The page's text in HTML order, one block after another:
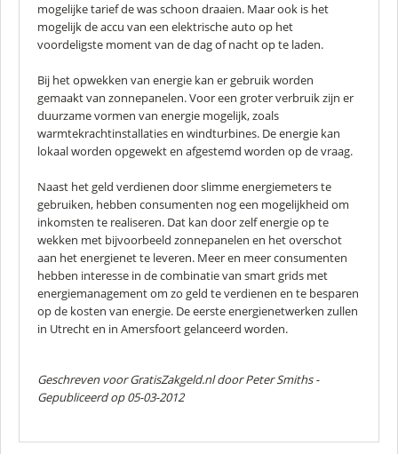
mogelijke tarief de was schoon draaien. Maar ook is het
mogelijk de accu van een elektrische auto op het
voordeligste moment van de dag of nacht op te laden.
Bij het opwekken van energie kan er gebruik worden
gemaakt van zonnepanelen. Voor een groter verbruik zijn er
duurzame vormen van energie mogelijk, zoals
warmtekrachtinstallaties en windturbines. De energie kan
lokaal worden opgewekt en afgestemd worden op de vraag.
Naast het geld verdienen door slimme energiemeters te
gebruiken, hebben consumenten nog een mogelijkheid om
inkomsten te realiseren. Dat kan door zelf energie op te
wekken met bijvoorbeeld zonnepanelen en het overschot
aan het energienet te leveren. Meer en meer consumenten
hebben interesse in de combinatie van smart grids met
energiemanagement om zo geld te verdienen en te besparen
op de kosten van energie. De eerste energienetwerken zullen
in Utrecht en in Amersfoort gelanceerd worden.
Geschreven voor GratisZakgeld.nl doorPeter Smiths-
Gepubliceerd op 05-03-2012